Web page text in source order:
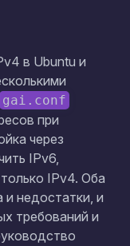
в Ubuntu и
gai.conf
при
через
IPv6,
IPv4. Оба
недостатки, и
требований и